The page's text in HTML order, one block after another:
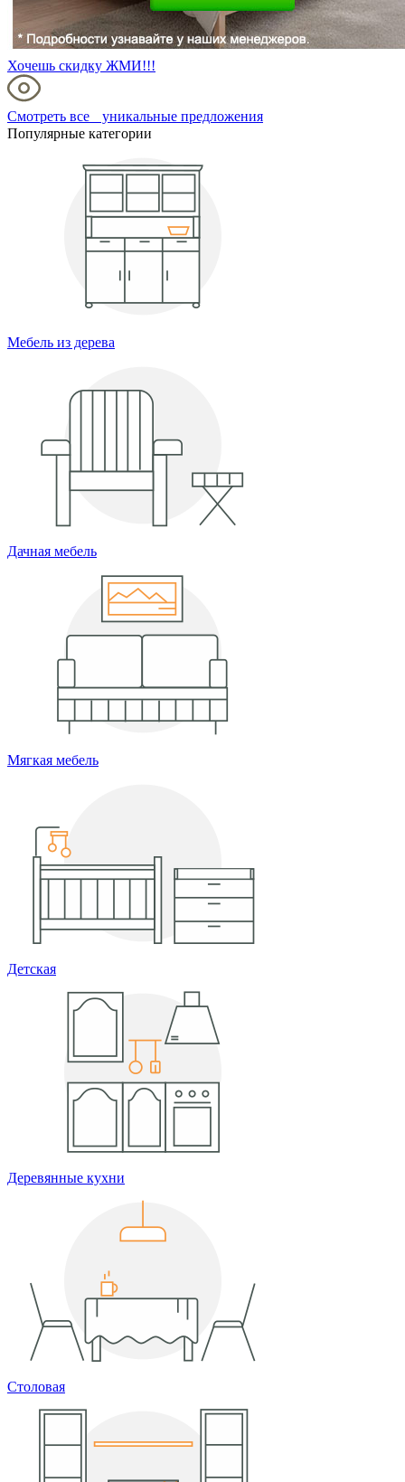
Хочешь скидку ЖМИ!!!
Смотреть все уникальные предложения
Популярные категории
Мебель из дерева
Дачная мебель
Мягкая мебель
Детская
Деревянные кухни
Столовая